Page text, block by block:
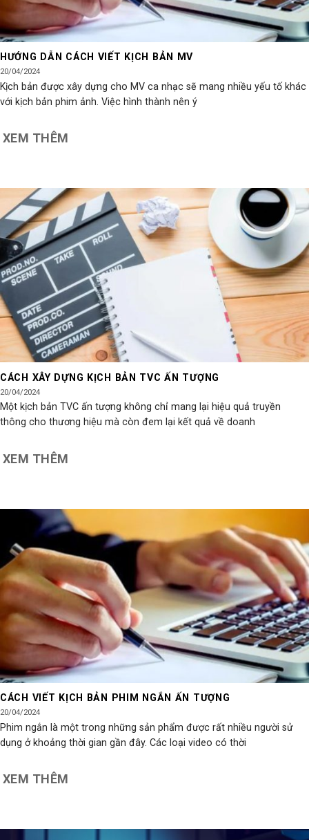
HƯỚNG DẪN CÁCH VIẾT KỊCH BẢN MV
20/04/2024
Kịch bản được xây dựng cho MV ca nhạc sẽ mang nhiều yếu tố khác
với kịch bản phim ảnh. Việc hình thành nên ý
XEM THÊM
CÁCH XÂY DỰNG KỊCH BẢN TVC ẤN TƯỢNG
20/04/2024
Một kịch bản TVC ấn tượng không chỉ mang lại hiệu quả truyền
thông cho thương hiệu mà còn đem lại kết quả về doanh
XEM THÊM
CÁCH VIẾT KỊCH BẢN PHIM NGẮN ẤN TƯỢNG
20/04/2024
Phim ngắn là một trong những sản phẩm được rất nhiều người sử
dụng ở khoảng thời gian gần đây. Các loại video có thời
XEM THÊM